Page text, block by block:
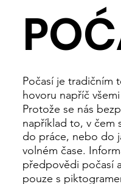
Počasí je tradičním
hovoru napříč
Protože se nás
například to, v čem
do práce, nebo do
volném čase.
předpovědi počasí
pouze s